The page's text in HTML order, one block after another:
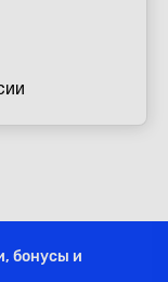
бонусы и